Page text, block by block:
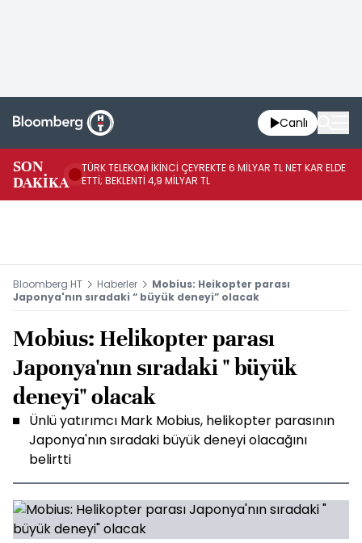
Canlı
SON
DAKİKA
TÜRK TELEKOM İKİNCİ ÇEYREKTE 6 MİLYAR TL NET KAR ELDE
ETTİ; BEKLENTİ 4,9 MİLYAR TL
Bloomberg HT Haberler
Mobius: Heikopter parası
Japonya'nın sıradaki “ büyük deneyi” olacak
Mobius: Helikopter parası
Japonya'nın sıradaki " büyük
deneyi" olacak
Ünlü yatırımcı Mark Mobius, helikopter parasının
Japonya'nın sıradaki büyük deneyi olacağını
belirtti